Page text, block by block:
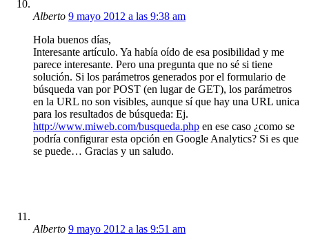
Alberto 9 mayo 2012 a las 9:38 am
Hola buenos días,
Interesante artículo. Ya había oído de esa posibilidad y me
parece interesante. Pero una pregunta que no sé si tiene
solución. Si los parámetros generados por el formulario de
búsqueda van por POST (en lugar de GET), los parámetros
en la URL no son visibles, aunque sí que hay una URL unica
para los resultados de búsqueda: Ej.
http://www.miweb.com/busqueda.php en ese caso ¿como se
podría configurar esta opción en Google Analytics? Si es que
se puede… Gracias y un saludo.
Alberto 9 mayo 2012 a las 9:51 am